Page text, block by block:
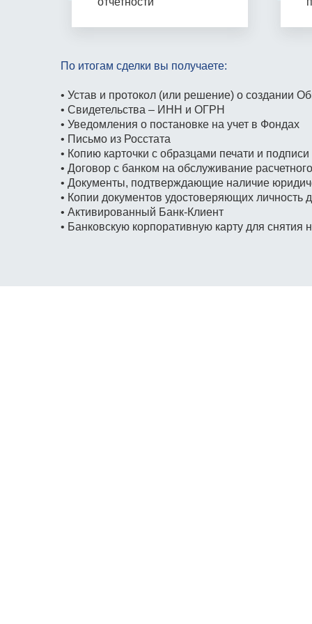
По итогам сделки вы получаете:
• Устав и протокол (или решение) о создании
• Свидетельства – ИНН и ОГРН
• Уведомления о постановке на учет в Фондах
• Письмо из Росстата
• Копию карточки с образцами печати и подписи
• Договор с банком на обслуживание
• Документы, подтверждающие наличие
• Копии документов удостоверяющих личность
• Активированный Банк-Клиент
• Банковскую корпоративную карту для снятия